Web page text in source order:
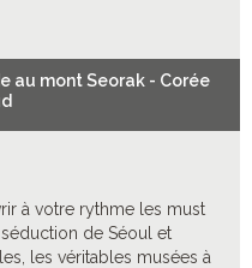
au mont Seorak - Corée
à votre rythme les must
de Séoul et
les véritables musées à